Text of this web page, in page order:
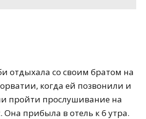
отдыхала со своим братом на
когда ей позвонили и
пройти прослушивание на
Она прибыла в отель к 6 утра.